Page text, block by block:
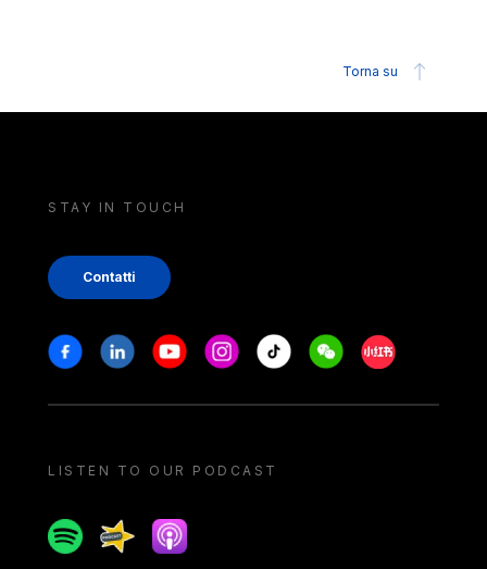
Torna su
STAY IN TOUCH
Contatti
Stay in touch
FacebookLinkedinYoutubeInstagram
Tiktok WeechatXiaohongshu/
LISTEN TO OUR PODCAST
SpotifySpreakerApple podcast